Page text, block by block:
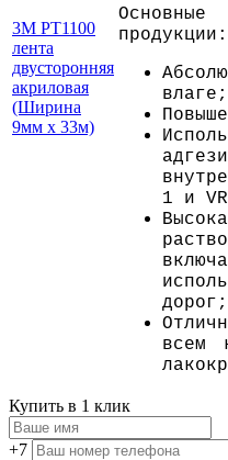
3M PT1100
лента
двусторонняя
акриловая
(Ширина
9мм х 33м)
продукции:
влаге;
1 и
дорог;
всем
Купить в 1 клик
+7